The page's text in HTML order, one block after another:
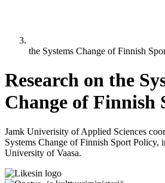
the Systems Change of Finnish
Research on the
Change of Finnish
Jamk Univerisity of Applied Sciences
Systems Change of Finnish Sport Policy,
University of Vaasa.